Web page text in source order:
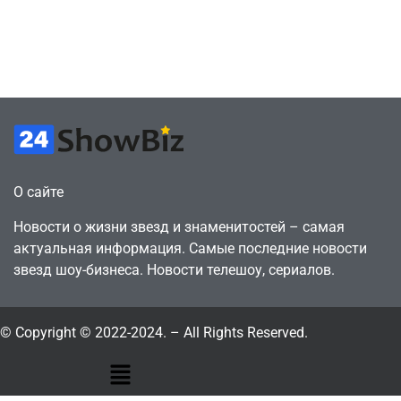
О сайте
Новости о жизни звезд и знаменитостей – самая
актуальная информация. Самые последние новости
звезд шоу-бизнеса. Новости телешоу, сериалов.
© Copyright © 2022-2024. – All Rights Reserved.